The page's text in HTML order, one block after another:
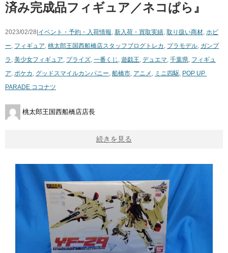
済み完成品フィギュア／ネコぱら』
2023/02/28| イベント・予約・入荷情報, 新入荷・買取実績, 取り扱い商材, ホビ
ー, フィギュア, 桃太郎王国西船橋店スタッフブログ トレカ , プラモデル, ガンプ
ラ , 美少女フィギュア, プライズ, 一番くじ , 遊戯王, デュエマ, 千葉県, フィギュ
ア, ポケカ , グッドスマイルカンパニー, 船橋市, アニメ , ミニ四駆, POP ​UP ​
PARADE ​ココナツ
桃太郎王国西船橋店店長
続きを見る